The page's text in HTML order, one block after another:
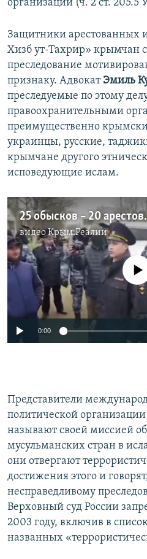
организации (ч. 2 ст. 205.5
Защитники арестованных
Хизб ут-Тахрир» крымчан
преследование
признаку. АдвокатЭмиль
преследуемые по этому
правоохранительными
преимущественно
украинцы, русские,
крымчане другого
исповедующие ислам.
видеоКрым.Реалии
No media source
0:00
Представители
политической
называют своей миссией
мусульманских стран в
они отвергают
достижения этого и
несправедливому
Верховный суд России
2003 году, включив в
названных